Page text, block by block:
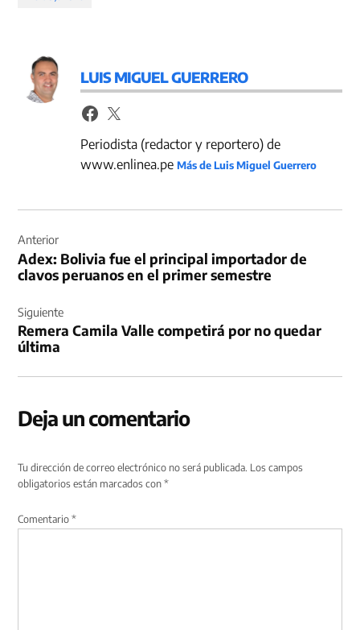
LUIS MIGUEL GUERRERO
Periodista (redactor y reportero) de
www.enlinea.peMás de Luis Miguel Guerrero
de
entradas
Anterior
Adex: Bolivia fue el principal importador de
clavos peruanos en el primer semestre
Siguiente
Remera Camila Valle competirá por no quedar
última
Deja un comentario
Tu dirección de correo electrónico no será publicada. Los campos
obligatorios están marcados con*
Comentario*